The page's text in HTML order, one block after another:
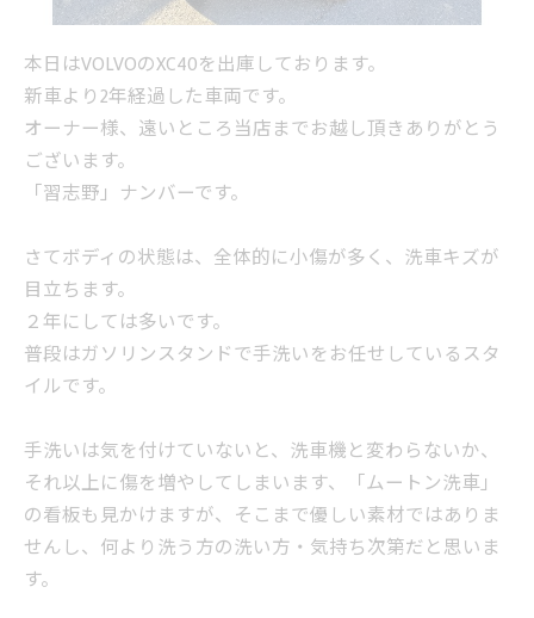
本日はVOLVOのXC40を出庫しております。
新車より2年経過した車両です。
オーナー様、遠いところ当店までお越し頂きありがとう
ございます。
「習志野」ナンバーです。
さてボディの状態は、全体的に小傷が多く、洗車キズが
目立ちます。
２年にしては多いです。
普段はガソリンスタンドで手洗いをお任せしているスタ
イルです。
手洗いは気を付けていないと、洗車機と変わらないか、
それ以上に傷を増やしてしまいます、「ムートン洗車」
の看板も見かけますが、そこまで優しい素材ではありま
せんし、何より洗う方の洗い方・気持ち次第だと思いま
す。